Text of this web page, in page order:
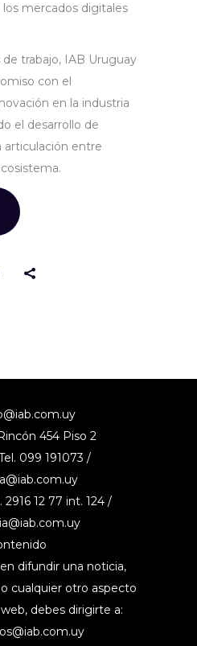
mercados digitales
trabajo, IAB Uruguay
con el
en la industria
el desarrollo de
articulación entre
454 Piso 2
099 191073 /
2916 12 77 int. 124 /
difundir una noticia,
cualquier otro aspecto
debes dirigirte a: